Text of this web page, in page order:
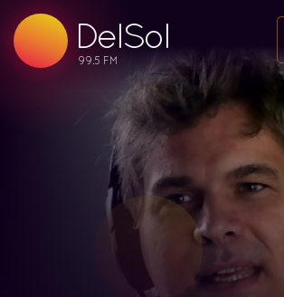
DelSol
99.5 FM
99.5 FM
99.5 FM